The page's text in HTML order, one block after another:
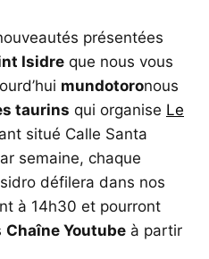
présentées
Isidre que nous vous
mundotoronous
taurins qui organise Le
situé Calle Santa
semaine, chaque
défilera dans nos
à 14h30 et pourront
Chaîne Youtube à partir